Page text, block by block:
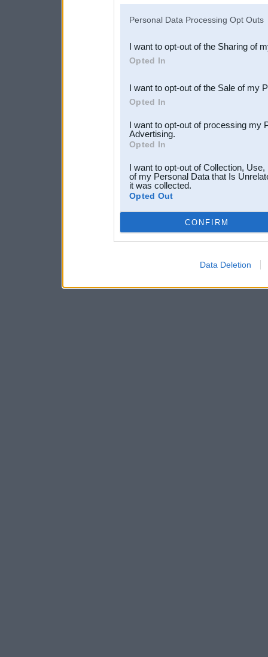
Downstream Participants
third parties.
Personal Data Processing Opt Outs
I want to opt-out of the Sharing of
Opted In
I want to opt-out of the Sale of my
Opted In
I want to opt-out of processing my
Advertising.
Opted In
I want to opt-out of Collection,
of my Personal Data that Is
it was collected.
Opted Out
CONFIRM
Data Deletion